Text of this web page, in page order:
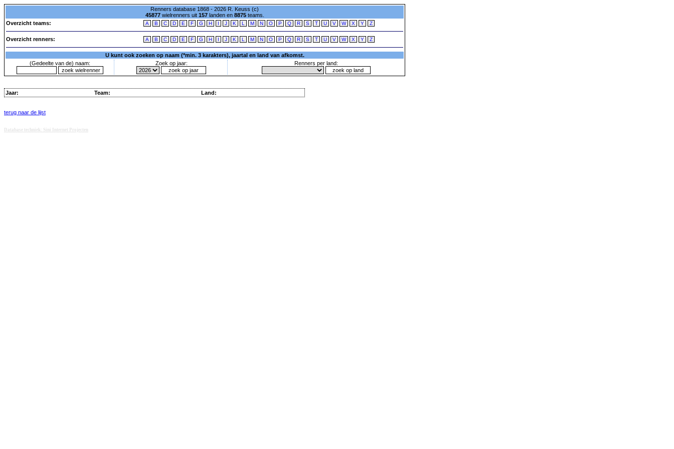
Renners database 1868 - 2026 R. Keuss (c)
45877wielrenners uit 157landen en 8875teams.
Overzicht teams:
A B C D E F G H I J K L M N O P Q R S T U V W X Y Z
Overzicht renners: A B C D E F G H I J K L M N O P Q R S T U V W X Y Z
U kunt ook zoeken op naam (*min. 3 karakters), jaartal en land van afkomst.
(Gedeelte van de) naam:
Zoek op jaar: Renners per land:
Jaar: Team: Land:
terug naar de lijst
Database techniek: Sini Internet Projecten